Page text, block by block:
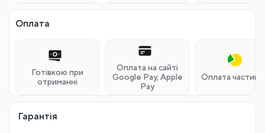
Оплата
Готівкою при
отриманні
Оплата на сайті
Google Pay, Apple
Pay
Оплата
Гарантія